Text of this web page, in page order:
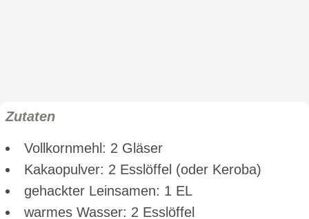
Zutaten
Vollkornmehl: 2 Gläser
Kakaopulver: 2 Esslöffel (oder Keroba)
gehackter Leinsamen: 1 EL
warmes Wasser: 2 Esslöffel